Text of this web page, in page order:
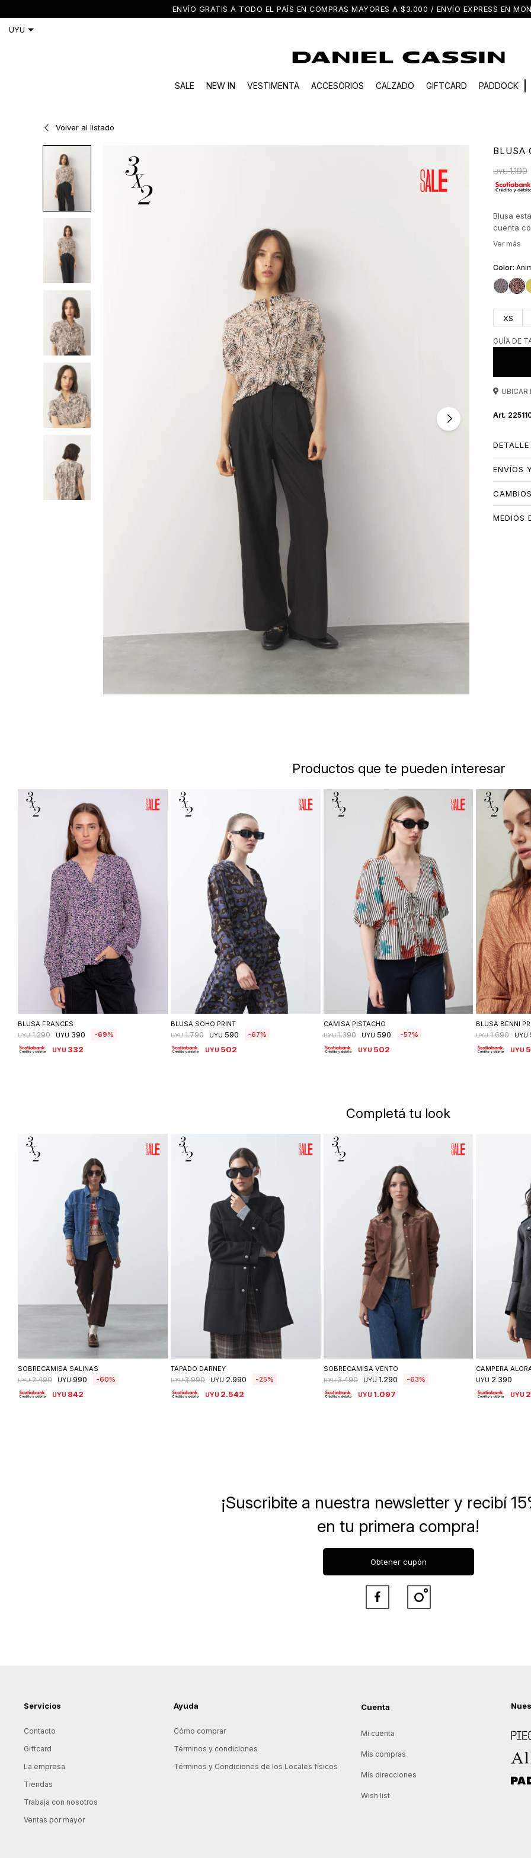
ENVÍO GRATIS A TODO EL PAÍS EN COMPRAS MAYORES A $3.000 / ENVÍO EXPRESS EN
SALE NEW IN VESTIMENTA ACCESORIOS CALZADO GIFTCARD PADDOCK
Volver al listado
BLUSA
UYU 1.190
Blusa
cuenta
XS
GUÍA DE
UBICAR
DETALLE
ENVÍOS
CAMBIOS
MEDIOS
Productos que te pueden interesar
Seleccionar talle
BLUSA FRANCES
UYU 1.290 UYU 390 69
UYU 332
Seleccionar talle
BLUSA SOHO PRINT
UYU 1.790 UYU 590 67
UYU 502
Seleccionar talle
CAMISA PISTACHO
UYU 1.390 UYU 590 57
UYU 502
BLUSA BENNI
UYU 1.690 UYU
UYU
Completá tu look
Seleccionar talle
SOBRECAMISA SALINAS
UYU 2.490 UYU 990 60
UYU 842
Seleccionar talle
TAPADO DARNEY
UYU 3.990 UYU 2.990 25
UYU 2.542
Seleccionar talle
SOBRECAMISA VENTO
UYU 3.490 UYU 1.290 63
UYU 1.097
CAMPERA
UYU 2.390
UYU
Servicios
Contacto
Giftcard
La empresa
Tiendas
Trabaja con nosotros
Ventas por mayor
Ayuda
Cómo comprar
Términos y condiciones
Términos y Condiciones de los Locales físicos
Cuenta
Mi cuenta
Mis compras
Mis direcciones
Wish list
Allie
¡Suscribite a nuestra newsletter y recibí
en tu primera compra!
Obtener cupón
 